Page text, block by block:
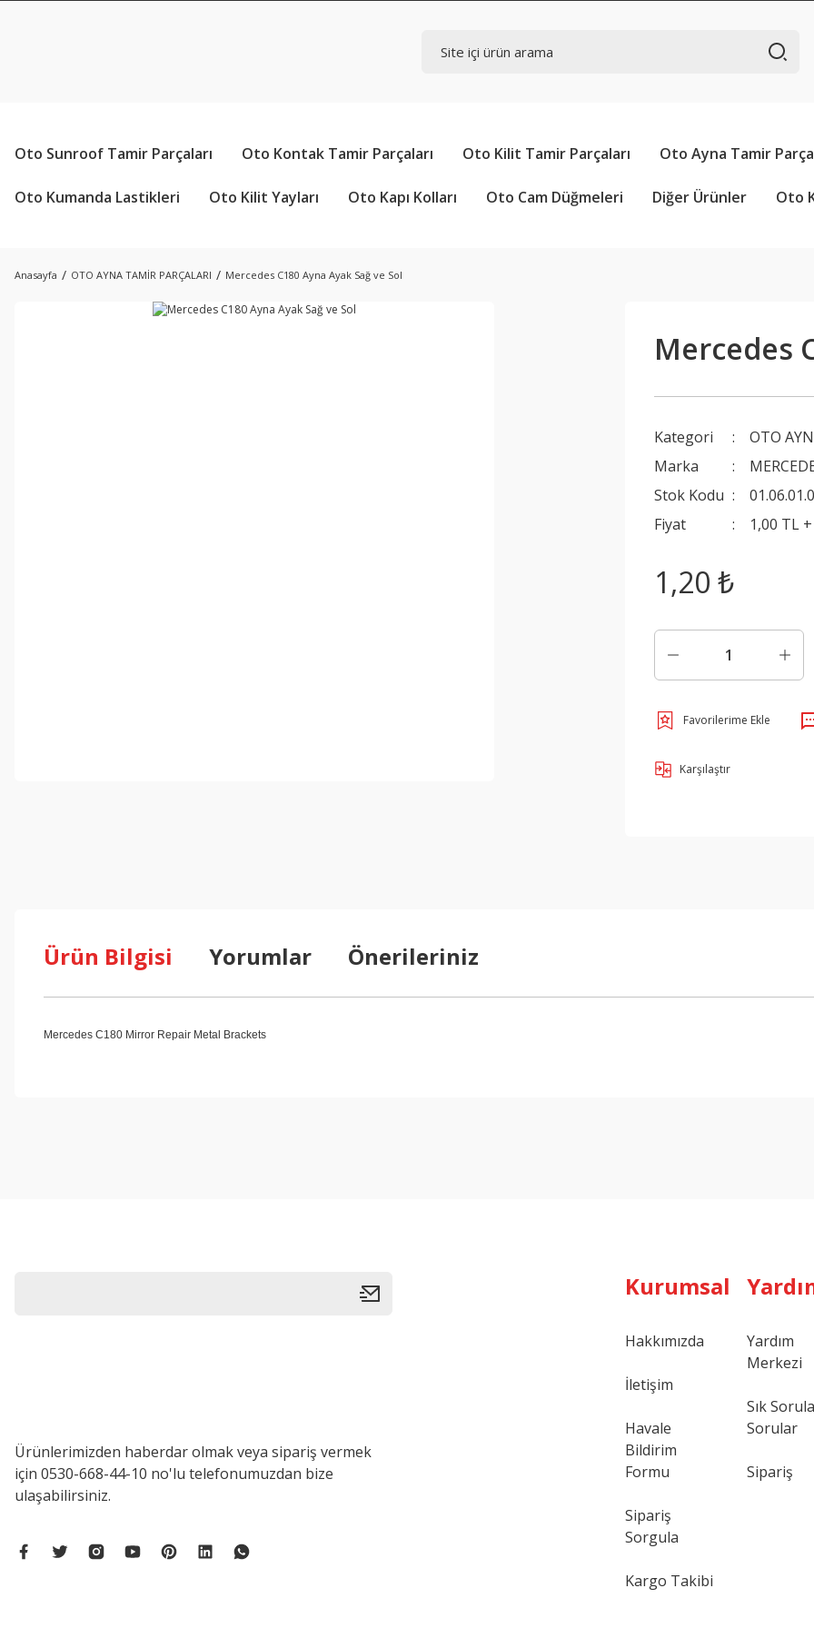
Oto Sunroof Tamir Parçaları Oto Kontak Tamir Parçaları Oto Kilit Tamir Parçaları Oto Ayna Tamir
Oto Kumanda Lastikleri Oto Kilit Yayları Oto Kapı Kolları Oto Cam Düğmeleri Diğer Ürünler Oto
Anasayfa OTO AYNA TAMİR PARÇALARI Mercedes C180 Ayna Ayak Sağ ve Sol
Mercedes
Kategori
OTO
Marka
Stok Kodu
Fiyat
1,00 TL
1,20 ₺
Karşılaştır
Ürün Bilgisi Yorumlar Önerileriniz
Mercedes C180 Mirror Repair Metal Brackets
Ürünlerimizden haberdar olmak veya sipariş vermek
için 0530-668-44-10 no'lu telefonumuzdan bize
ulaşabilirsiniz.
Kurumsal
Hakkımızda
İletişim
Havale
Bildirim
Formu
Sipariş
Sorgula
Kargo Takibi
Yardım
Merkezi
Sık
Sorular
Sipariş